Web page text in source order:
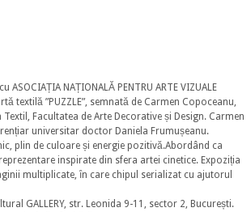
ASOCIAȚIA NAȚIONALĂ PENTRU ARTE VIZUALE
textilă ”PUZZLE”, semnatӑ de Carmen Copoceanu,
Facultatea de Arte Decorative și Design. Carmen
universitar doctor Daniela Frumușeanu.
plin de culoare și energie pozitivӑ.Abordând ca
inspirate din sfera artei cinetice. Expoziția
multiplicate, ȋn care chipul serializat cu ajutorul
GALLERY, str. Leonida 9-11, sector 2, București.